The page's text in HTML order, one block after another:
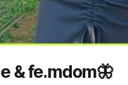
& fe.mdom🦋